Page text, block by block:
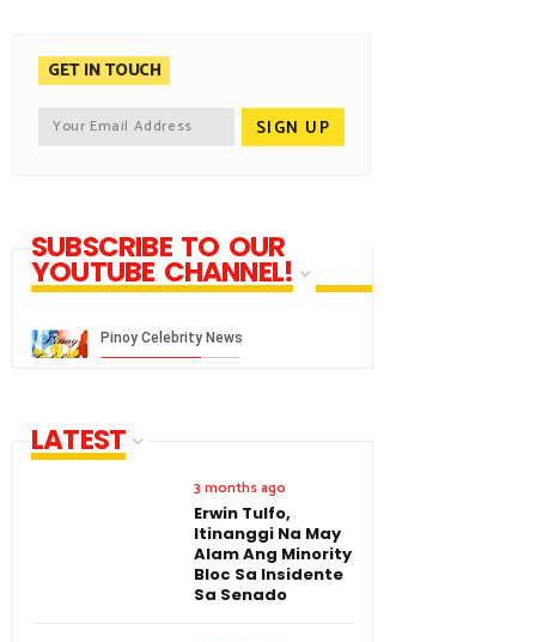
GET IN TOUCH
SUBSCRIBE TO OUR
YOUTUBE CHANNEL!
LATEST
3 months ago
Erwin Tulfo,
Itinanggi Na May
Alam Ang Minority
Bloc Sa Insidente
Sa Senado